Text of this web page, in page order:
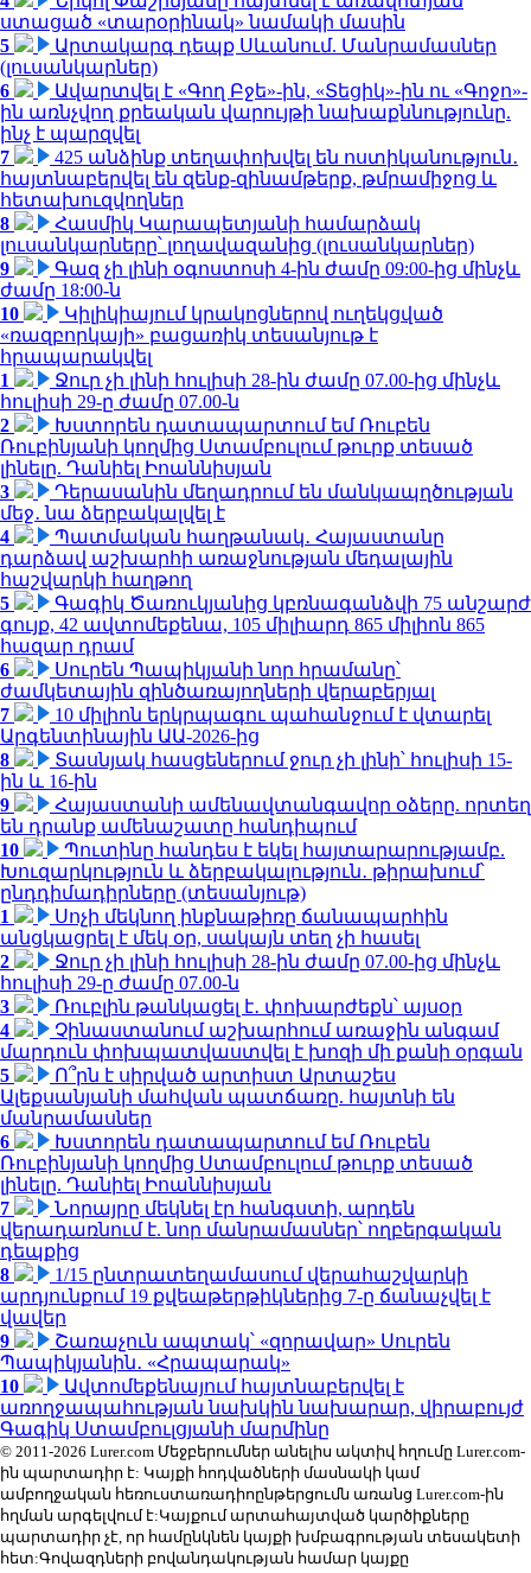
ստացած «տարօրինակ» նամակի մասին
5
Արտակարգ դեպք Սևանում. Մանրամասներ
(լուսանկարներ)
6
Ավարտվել է «Գող Բջե»-ին, «Տեցիկ»-ին ու «Գոջո»-
ին առնչվող քրեական վարույթի նախաքննությունը.
ինչ է պարզվել
7
425 անձինք տեղափոխվել են ոստիկանություն․
հայտնաբերվել են զենք-զինամթերք, թմրամիջոց և
հետախուզվողներ
8
Հասմիկ Կարապետյանի համարձակ
լուսանկարները՝ լողավազանից (լուսանկարներ)
9
Գազ չի լինի օգոստոսի 4-ին ժամը 09:00-ից մինչև
ժամը 18:00-ն
10
Կիլիկիայում կրակոցներով ուղեկցված
«ռազբորկայի» բացառիկ տեսանյութ է
հրապարակվել
1
Ջուր չի լինի հուլիսի 28-ին ժամը 07.00-ից մինչև
հուլիսի 29-ը ժամը 07.00-ն
2
Խստորեն դատապարտում եմ Ռուբեն
Ռուբինյանի կողմից Ստամբուլում թուրք տեսած
լինելը. Դանիել Իոաննիսյան
3
Դերասանին մեղադրում են մանկապղծության
մեջ․ նա ձերբակալվել է
4
Պատմական հաղթանակ․ Հայաստանը
դարձավ աշխարհի առաջնության մեդալային
հաշվարկի հաղթող
5
Գագիկ Ծառուկյանից կբռնագանձվի 75 անշարժ
գույք, 42 ավտոմեքենա, 105 միլիարդ 865 միլիոն 865
հազար դրամ
6
Սուրեն Պապիկյանի նոր հրամանը՝
ժամկետային զինծառայողների վերաբերյալ
7
10 միլիոն երկրպագու պահանջում է վտարել
Արգենտինային ԱԱ-2026-ից
8
Տասնյակ հասցեներում ջուր չի լինի՝ հուլիսի 15-
ին և 16-ին
9
Հայաստանի ամենավտանգավոր օձերը. որտեղ
են դրանք ամենաշատը հանդիպում
10
Պուտինը հանդես է եկել հայտարարությամբ.
Խուզարկություն և ձերբակալություն․ թիրախում՝
ընդդիմադիրները (տեսանյութ)
1
Սոչի մեկնող ինքնաթիռը ճանապարհին
անցկացրել է մեկ օր, սակայն տեղ չի հասել
2
Ջուր չի լինի հուլիսի 28-ին ժամը 07.00-ից մինչև
հուլիսի 29-ը ժամը 07.00-ն
3
Ռուբլին թանկացել է․ փոխարժեքն՝ այսօր
4
Չինաստանում աշխարհում առաջին անգամ
մարդուն փոխպատվաստվել է խոզի մի քանի օրգան
5
Ո՞րն է սիրված արտիստ Արտաշես
Ալեքսանյանի մահվան պատճառը. հայտնի են
մանրամասներ
6
Խստորեն դատապարտում եմ Ռուբեն
Ռուբինյանի կողմից Ստամբուլում թուրք տեսած
լինելը. Դանիել Իոաննիսյան
7
Նորայրը մեկնել էր հանգստի, արդեն
վերադառնում է. նոր մանրամասներ՝ ողբերգական
դեպքից
8
1/15 ընտրատեղամասում վերահաշվարկի
արդյունքում 19 քվեաթերթիկներից 7-ը ճանաչվել է
վավեր
9
Շառաչուն ապտակ՝ «զորավար» Սուրեն
Պապիկյանին․ «Հրապարակ»
10
Ավտոմեքենայում հայտնաբերվել է
առողջապահության նախկին նախարար, վիրաբույժ
Գագիկ Ստամբուլցյանի մարմինը
© 2011-2026 Lurer.com Մեջբերումներ անելիս ակտիվ հղումը Lurer.com-
ին պարտադիր է: Կայքի հոդվածների մասնակի կամ
ամբողջական հեռուստառադիոընթերցումն առանց Lurer.com-ին
հղման արգելվում է:Կայքում արտահայտված կարծիքները
պարտադիր չէ, որ համընկնեն կայքի խմբագրության տեսակետի
հետ:Գովազդների բովանդակության համար կայքը